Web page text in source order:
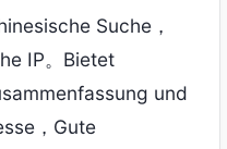
Suche，
IP。Bietet
und
，Gute